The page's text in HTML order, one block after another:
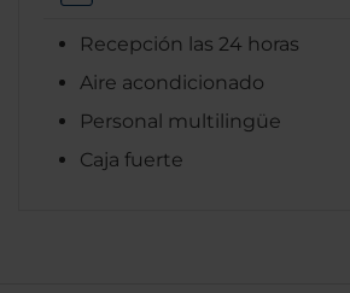
Recepción las 24 horas
Aire acondicionado
Personal multilingüe
Caja fuerte